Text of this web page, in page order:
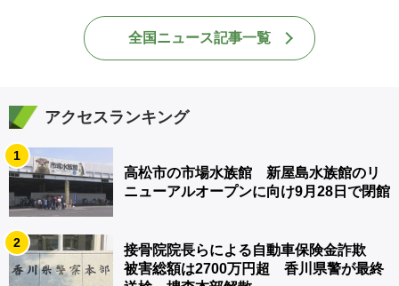
全国ニュース記事一覧
アクセスランキング
1
高松市の市場水族館 新屋島水族館のリ
ニューアルオープンに向け9月28日で閉館
2
接骨院院長らによる自動車保険金詐欺
被害総額は2700万円超 香川県警が最終